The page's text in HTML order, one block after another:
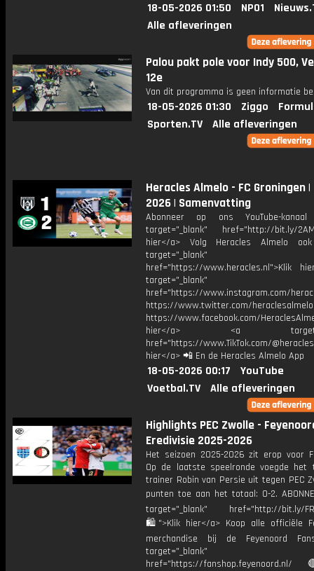
18-05-2026 01:50 NPO1
Alle afleveringen
Palou pakt pole voor Indy 500,
12e
Van dit programma is geen informatie
18-05-2026 01:30 Ziggo
Sporten.TV
Alle afleveringen
Heracles Almelo - FC Groningen |
2026 | Samenvatting
Abonneer op ons YouTube-
target="_blank" href="http://bit.ly/
hier</a> Volg Heracles Almelo
target="_blank"
href="https://www.heracles.nl">Klik
target="_blank"
href="https://www.instagram.com/
https://www.twitter.com/heraclesalmelo
https://www.facebook.com/
hier</a> <a
href="https://www.TikTok.com/
hier</a> 📲 En de Heracles Almelo App
18-05-2026 00:17
YouTube
Voetbal.TV
Alle afleveringen
Highlights PEC Zwolle -
Eredivisie 2025-2026
Het seizoen 2025-2026 zit erop voor
Op de laatste speelronde voegde het
trainer Robin van Persie uit tegen PEC
punten toe aan het totaal: 0-2.
target="_blank" href="http://bit.ly/
🛍">Klik hier</a> Koop alle officiële
merchandise bij de Feyenoord
target="_blank"
href="https://